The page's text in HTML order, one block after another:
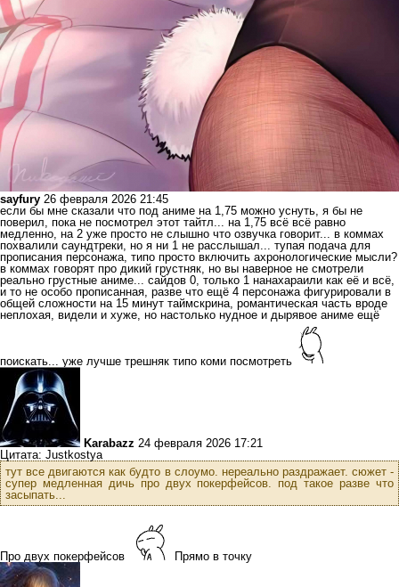
sayfury 26 февраля 2026 21:45
если бы мне сказали что под аниме на 1,75 можно уснуть, я бы не
поверил, пока не посмотрел этот тайтл... на 1,75 всё всё равно
медленно, на 2 уже просто не слышно что озвучка говорит... в коммах
похвалили саундтреки, но я ни 1 не расслышал... тупая подача для
прописания персонажа, типо просто включить ахронологические мысли?
в коммах говорят про дикий грустняк, но вы наверное не смотрели
реально грустные аниме... сайдов 0, только 1 нанахараили как её и всё,
и то не особо прописанная, разве что ещё 4 персонажа фигурировали в
общей сложности на 15 минут таймскрина, романтическая часть вроде
неплохая, видели и хуже, но настолько нудное и дырявое аниме ещё
поискать... уже лучше трешняк типо коми посмотреть
Karabazz 24 февраля 2026 17:21
Цитата: Justkostya
тут все двигаются как будто в слоумо. нереально раздражает. сюжет -
супер медленная дичь про двух покерфейсов. под такое разве что
засыпать...
Про двух покерфейсов Прямо в точку